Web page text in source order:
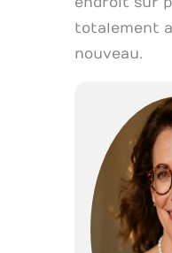
totalement
nouveau.